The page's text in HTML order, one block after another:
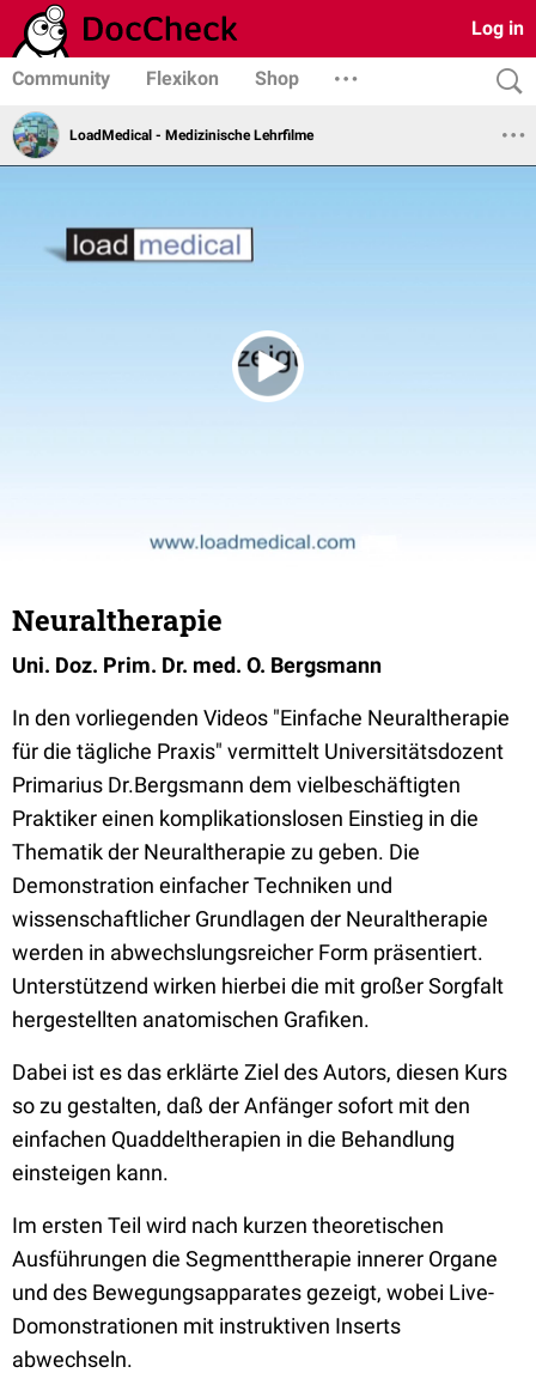
Log in
Community Flexikon Shop
LoadMedical - Medizinische Lehrfilme
Neuraltherapie
Uni. Doz. Prim. Dr. med. O. Bergsmann
In den vorliegenden Videos "Einfache Neuraltherapie
für die tägliche Praxis" vermittelt Universitätsdozent
Primarius Dr.Bergsmann dem vielbeschäftigten
Praktiker einen komplikationslosen Einstieg in die
Thematik der Neuraltherapie zu geben. Die
Demonstration einfacher Techniken und
wissenschaftlicher Grundlagen der Neuraltherapie
werden in abwechslungsreicher Form präsentiert.
Unterstützend wirken hierbei die mit großer Sorgfalt
hergestellten anatomischen Grafiken.
Dabei ist es das erklärte Ziel des Autors, diesen Kurs
so zu gestalten, daß der Anfänger sofort mit den
einfachen Quaddeltherapien in die Behandlung
einsteigen kann.
Im ersten Teil wird nach kurzen theoretischen
Ausführungen die Segmenttherapie innerer Organe
und des Bewegungsapparates gezeigt, wobei Live-
Domonstrationen mit instruktiven Inserts
abwechseln.